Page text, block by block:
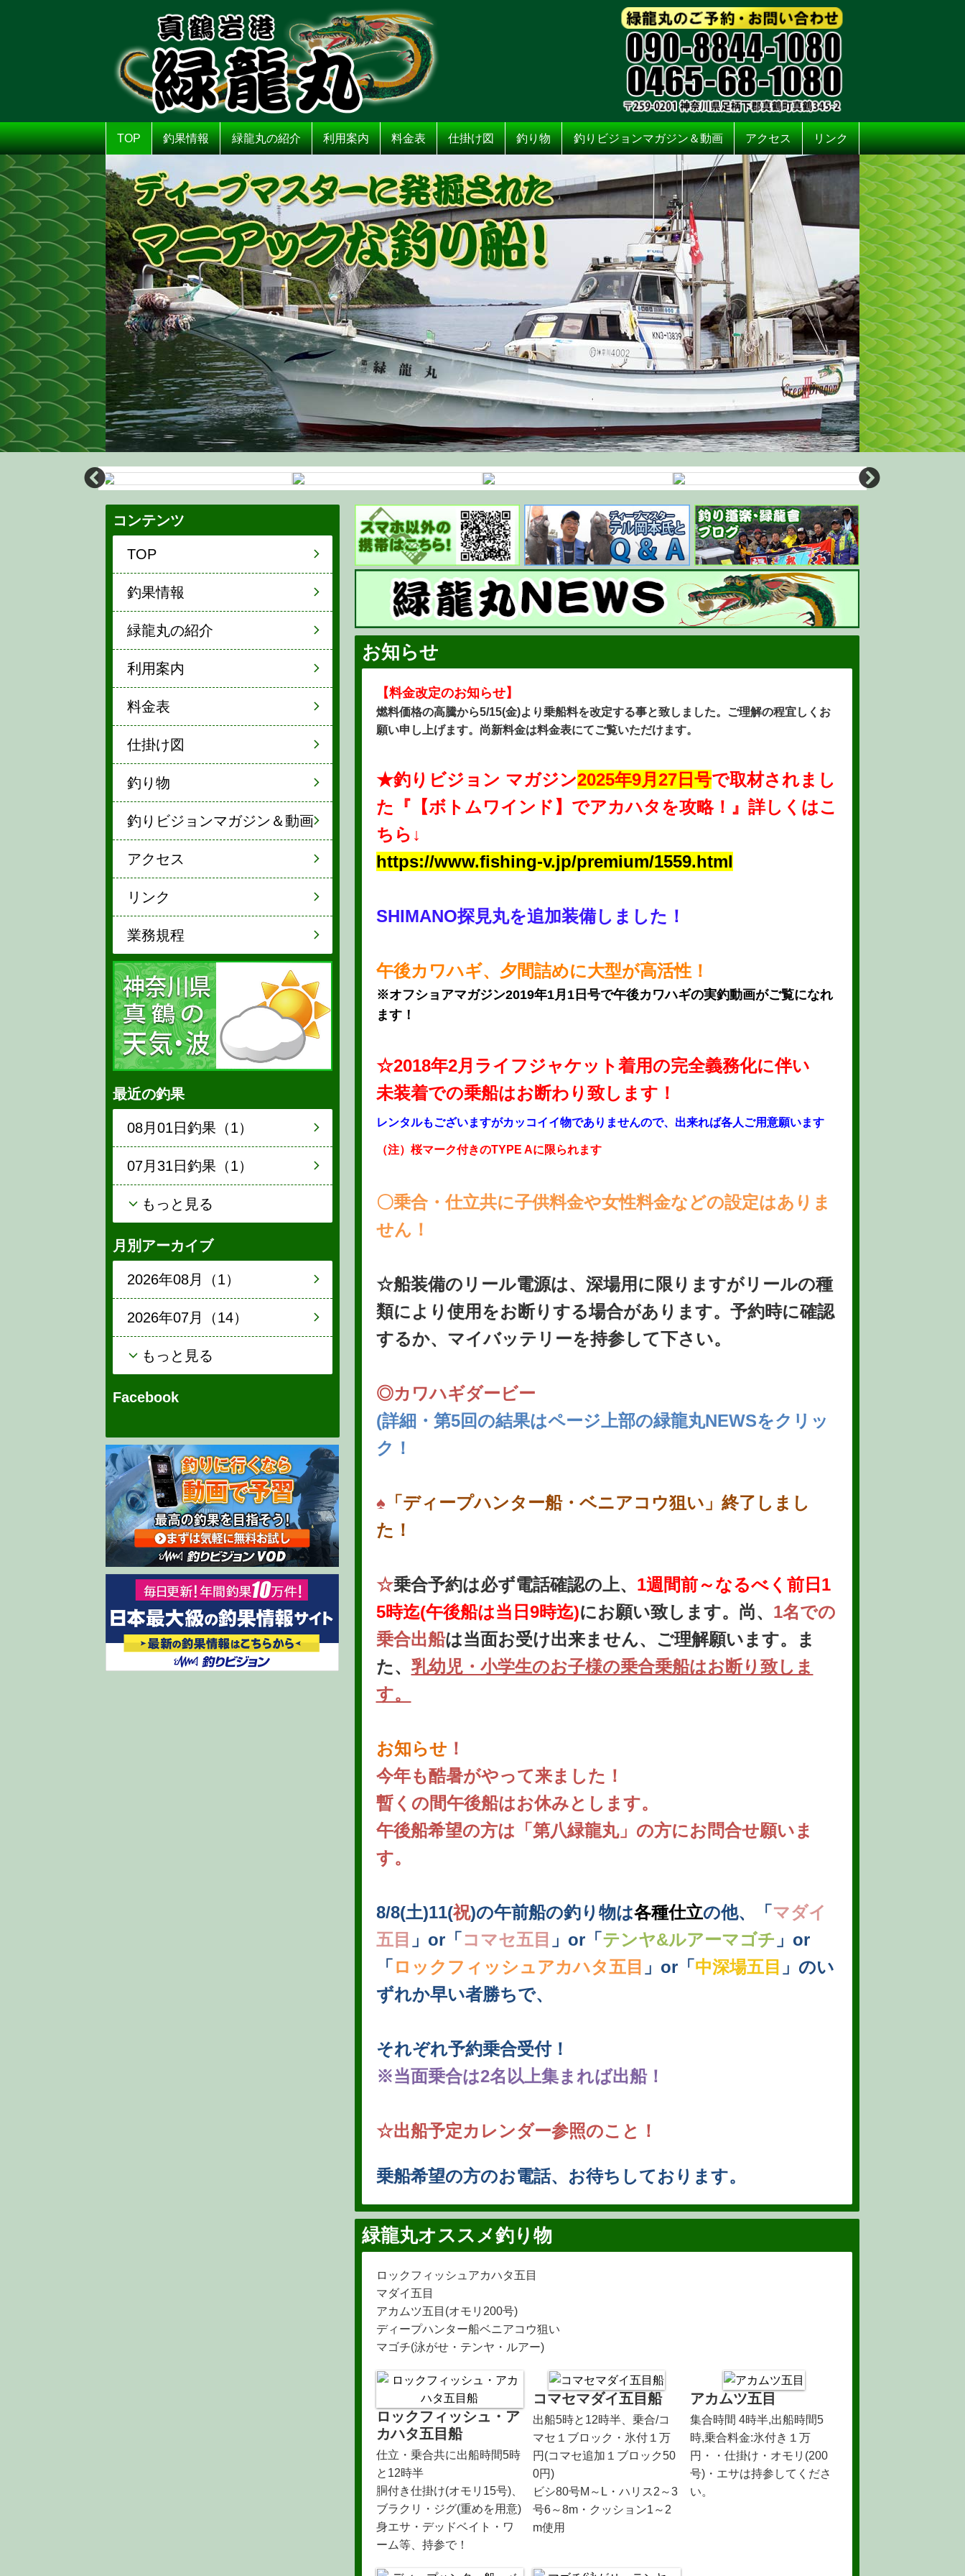
TOP 釣果情報 緑龍丸の紹介 利用案内 料金表 仕掛け図 釣り物 釣りビジョンマガジン＆動画 アクセス リンク
お知らせ
【料金改定のお知らせ】
燃料価格の高騰から5/15(金)より乗船料を改定する事と致しました。ご理解の程宜しくお
願い申し上げます。尚新料金は料金表にてご覧いただけます。
★釣りビジョン マガジン2025年9月27日号で取材されまし
た『【ボトムワインド】でアカハタを攻略！』詳しくはこ
ちら↓
https://www.fishing-v.jp/premium/1559.html
SHIMANO探見丸を追加装備しました！
午後カワハギ、夕間詰めに大型が高活性！
※オフショアマガジン2019年1月1日号で午後カワハギの実釣動画がご覧になれ
ます！
☆2018年2月ライフジャケット着用の完全義務化に伴い
未装着での乗船はお断わり致します！
レンタルもございますがカッコイイ物でありませんので、出来れば各人ご用意願います
（注）桜マーク付きのTYPE Aに限られます
〇乗合・仕立共に子供料金や女性料金などの設定はありま
せん！
☆船装備のリール電源は、深場用に限りますがリールの種
類により使用をお断りする場合があります。予約時に確認
するか、マイバッテリーを持参して下さい。
◎カワハギダービー
(詳細・第5回の結果はページ上部の緑龍丸NEWSをクリッ
ク！
♠ 「ディープハンター船・ベニアコウ狙い」終了しまし
た！
☆乗合予約は必ず電話確認の上、 1週間前～なるべく前日1
5時迄(午後船は当日9時迄)にお願い致します。尚、 1名での
乗合出船は当面お受け出来ません、ご理解願います。ま
た、 乳幼児・小学生のお子様の乗合乗船はお断り致しま
す。
お知らせ ！
今年も酷暑がやって来ました！
暫くの間午後船はお休みとします。
午後船希望の方は「第八緑龍丸」の方にお問合せ願いま
す。
8/8(土)11(祝)の午前船の釣り物は各種仕立の他、「 マダイ
五目 」or「 コマセ五目 」or「 テンヤ&ルアーマゴチ 」or
「 ロックフィッシュアカハタ五目 」or「 中深場五目 」 のい
ずれか早い者勝ちで、
それぞれ予約乗合受付！
※当面乗合は2名以上集まれば出船！
☆出船予定カレンダー参照のこと！
乗船希望の方のお電話、お待ちしております。
緑龍丸オススメ釣り物
ロックフィッシュアカハタ五目
マダイ五目
アカムツ五目(オモリ200号)
ディープハンター船ベニアコウ狙い
マゴチ(泳がせ・テンヤ・ルアー)
ロックフィッシュ・ア
カハタ五目船
仕立・乗合共に出船時間5時
と12時半
胴付き仕掛け(オモリ15号)、
ブラクリ・ジグ(重めを用意)
身エサ・デッドベイト・ワ
ーム等、持参で！
コマセマダイ五目船
出船5時と12時半、乗合/コ
マセ１ブロック・氷付１万
円(コマセ追加１ブロック50
0円)
ビシ80号M～L・ハリス2～3
号6～8m・クッション1～2
m使用
アカムツ五目
集合時間 4時半,出船時間5
時,乗合料金:氷付き１万
円・・仕掛け・オモリ(200
号)・エサは持参してくださ
い。
コンテンツ
TOP
釣果情報
緑龍丸の紹介
利用案内
料金表
仕掛け図
釣り物
釣りビジョンマガジン＆動画
アクセス
リンク
業務規程
最近の釣果
08月01日釣果（1）
07月31日釣果（1）
もっと見る
月別アーカイブ
2026年08月（1）
2026年07月（14）
もっと見る
Facebook